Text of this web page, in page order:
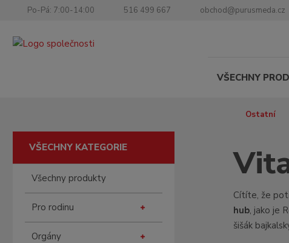
Po-Pá: 7:00-14:00 516 499 667 obchod@purusmeda.cz
VŠECHNY
Ostatní
Cítíte, že
hub, jako je
šišák
VŠECHNY KATEGORIE
Všechny produkty
Pro rodinu
Orgány